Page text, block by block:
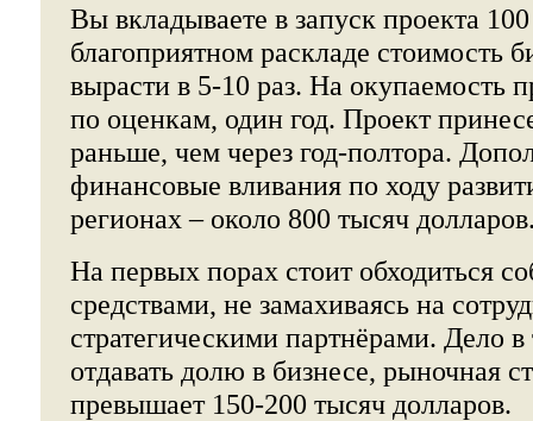
Вы вкладываете в запуск проекта
благоприятном раскладе стоимость
вырасти в 5-10 раз. На окупаемость
по оценкам, один год. Проект
раньше, чем через год-полтора.
финансовые вливания по ходу
регионах – около 800 тысяч
На первых порах стоит обходиться
средствами, не замахиваясь на
стратегическими партнёрами. Дело
отдавать долю в бизнесе, рыночная
превышает 150-200 тысяч долларов.